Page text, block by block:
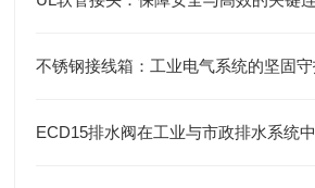
不锈钢接线箱：工业电气系统的坚固
ECD15排水阀在工业与市政排水系统